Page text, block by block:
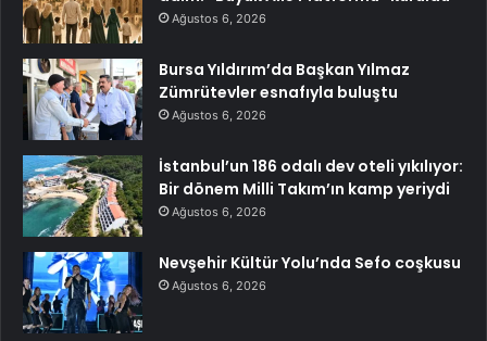
Ağustos 6, 2026
Bursa Yıldırım’da Başkan Yılmaz
Zümrütevler esnafıyla buluştu
Ağustos 6, 2026
İstanbul’un 186 odalı dev oteli yıkılıyor:
Bir dönem Milli Takım’ın kamp yeriydi
Ağustos 6, 2026
Nevşehir Kültür Yolu’nda Sefo coşkusu
Ağustos 6, 2026